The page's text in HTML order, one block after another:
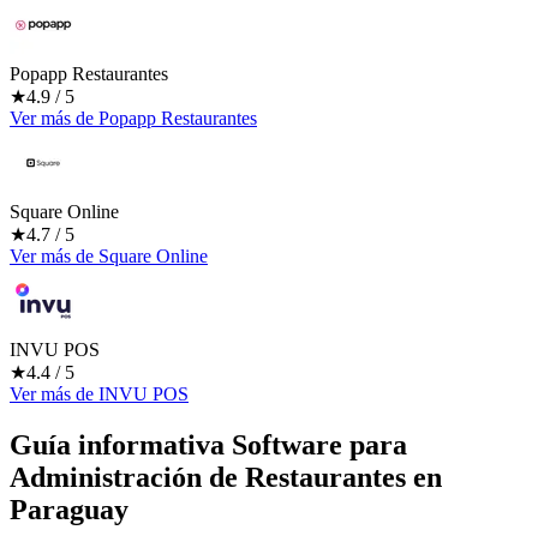
Popapp Restaurantes
★4.9 / 5
Ver más de Popapp Restaurantes
Square Online
★4.7 / 5
Ver más de Square Online
INVU POS
★4.4 / 5
Ver más de INVU POS
Guía informativa Software para
Administración de Restaurantes en
Paraguay